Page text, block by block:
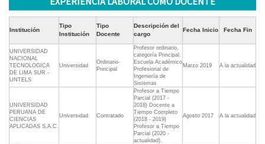
Institución
Tipo
Institución
Tipo
Docente
Descripción del
cargo
Fecha Inicio Fecha Fin
UNIVERSIDAD
NACIONAL
TECNOLOGICA
DE LIMA SUR -
UNTELS
Universidad
Ordinario-
Principal
Profesor ordinario,
categoría Principal.
Escuela Académico
Profesional de
Ingeniería de
Sistemas
Marzo 2019 A la actualidad
UNIVERSIDAD
PERUANA DE
CIENCIAS
APLICADAS S.A.C.
Universidad Contratado
Profesor a Tiempo
Parcial (2017 -
2018) Docente a
Tiempo Completo
(2018 - 2019)
Profesor a Tiempo
Parcial (2020 -
actualidad).
Agosto 2017 A la actualidad